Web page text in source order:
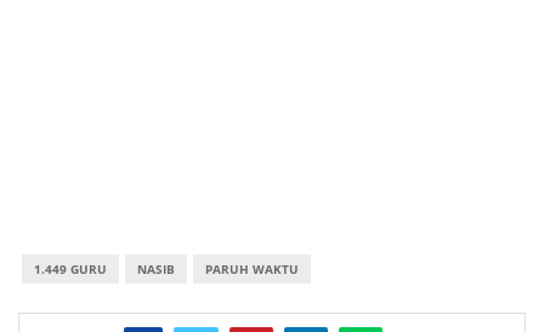
1.449 GURU NASIB PARUH WAKTU